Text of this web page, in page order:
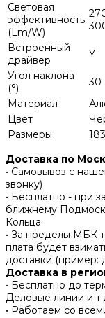
Световая
эффективность
(Lm/W)
Встроенный
драйвер
Y
Угол наклона
(°)
30
Материал
Цвет
Размеры
Доставка по
• Самовывоз с
звонку)
• Бесплатно - при
ближнему
Кольца
• За пределы МБК
плата будет
доставки (пример:
Доставка в
• Бесплатно до
Деловые линии и
• Работаем со